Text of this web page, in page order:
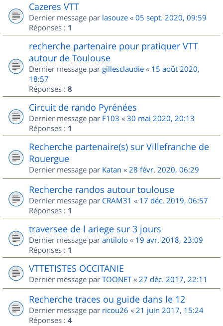
Cazeres VTT
Dernier message par lasouze « 05 sept. 2020, 09:59
Réponses : 1
recherche partenaire pour pratiquer VTT
autour de Toulouse
Dernier message par gillesclaudie « 15 août 2020,
18:57
Réponses : 8
Circuit de rando Pyrénées
Dernier message par F103 « 30 mai 2020, 20:13
Réponses : 1
Recherche partenaire(s) sur Villefranche de
Rouergue
Dernier message par Katan « 28 févr. 2020, 06:29
Recherche randos autour toulouse
Dernier message par CRAM31 « 17 déc. 2019, 06:57
Réponses : 1
traversee de l ariege sur 3 jours
Dernier message par antilolo « 19 avr. 2018, 23:09
Réponses : 1
VTTETISTES OCCITANIE
Dernier message par TOONET« 27 déc. 2017, 22:11
Recherche traces ou guide dans le 12
Dernier message par ricou26 « 21 juin 2017, 15:24
Réponses : 4